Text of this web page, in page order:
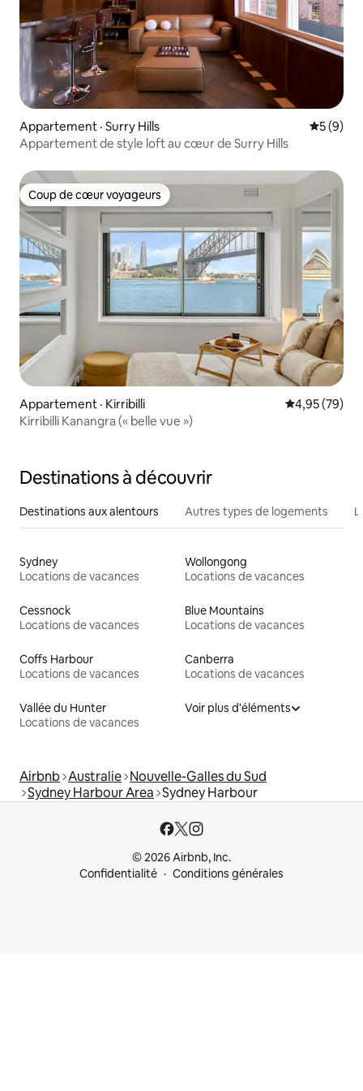
Appartement · Surry Hills Note
5 (9)
Appartement de style loft au cœur de Surry Hills
Coup de cœur voyageurs
Coup de cœur voyageurs
Appartement · Kirribilli Note
4,95 (79)
Kirribilli Kanangra (« belle vue »)
Destinations à découvrir
Destinations aux alentours Autres types de logements
Sydney
Locations de vacances
Wollongong
Locations de vacances
Cessnock
Locations de vacances
Blue Mountains
Locations de vacances
Coffs Harbour
Locations de vacances
Canberra
Locations de vacances
Vallée du Hunter
Locations de vacances
Voir plus d'éléments
Airbnb Australie Nouvelle-Galles du Sud
Sydney Harbour Area Sydney Harbour
© 2026 Airbnb, Inc.
Confidentialité
Conditions générales